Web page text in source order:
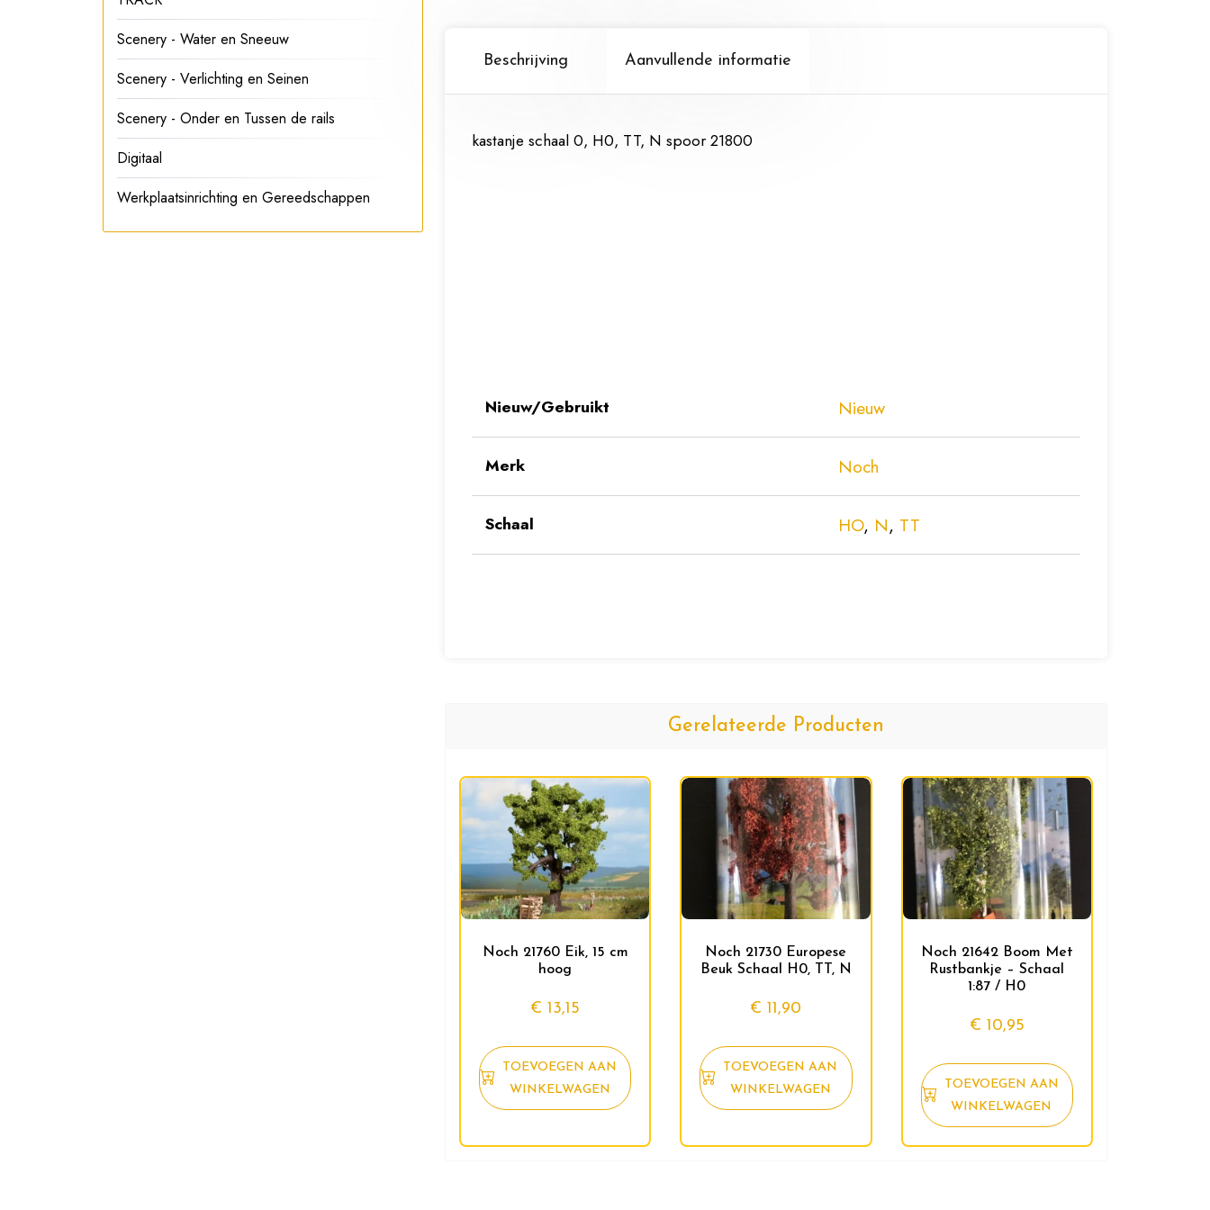
Beschrijving Aanvullende informatie
kastanje schaal 0, H0, TT, N spoor 21800
Nieuw/Gebruikt Nieuw
Merk Noch
Schaal HO, N, TT
Gerelateerde Producten
Noch 21760 Eik, 15 cm
hoog
€ 13,15
TOEVOEGEN AAN
WINKELWAGEN
Noch 21730 Europese
Beuk Schaal H0, TT, N
€ 11,90
TOEVOEGEN AAN
WINKELWAGEN
Noch 21642 Boom Met
Rustbankje – Schaal
1:87 / H0
€ 10,95
TOEVOEGEN AAN
WINKELWAGEN
Scenery - Water en Sneeuw
Scenery - Verlichting en Seinen
Scenery - Onder en Tussen de rails
Digitaal
Werkplaatsinrichting en Gereedschappen